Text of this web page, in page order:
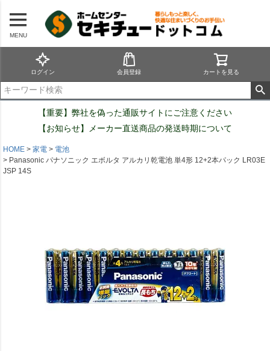
MENU
ログイン 会員登録 カートを見る
【重要】弊社を偽った通販サイトにご注意ください
【お知らせ】メーカー直送商品の発送時期について
HOME 家電
電池
Panasonic パナソニック エボルタ アルカリ乾電池 単4形 12+2本パック LR03E
JSP 14S